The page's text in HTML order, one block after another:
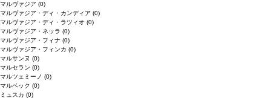
マルヴァジア (0)
マルヴァジア・ディ・カンディア (0)
マルヴァジア・ディ・ラツィオ (0)
マルヴァジア・ネッラ (0)
マルヴァジア・フィナ (0)
マルヴァジア・フィンカ (0)
マルサンヌ (0)
マルセラン (0)
マルツェミーノ (0)
マルベック (0)
ミュスカ (0)